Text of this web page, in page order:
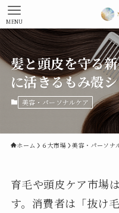
MENU
髪と頭皮を守る
に活きるもみ殻
美容・パーソナルケア
ホーム ６大市場 美容・パーソナ
育毛や頭皮ケア市場
す。消費者は「抜け